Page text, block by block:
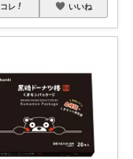
コレ いいね